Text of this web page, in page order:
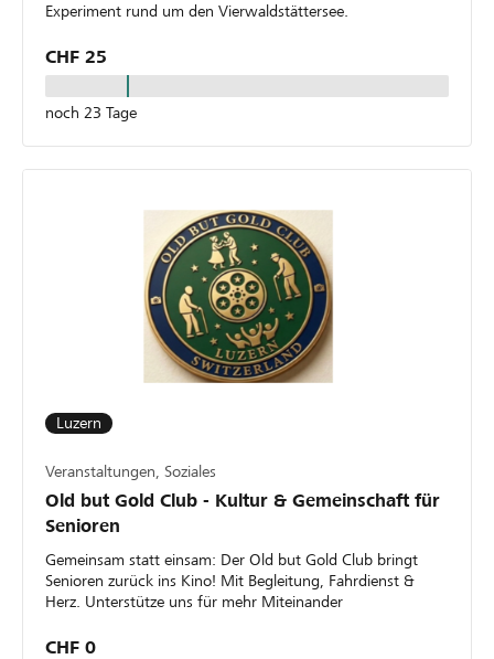
Experiment rund um den Vierwaldstättersee.
CHF 25
noch 23 Tage
Luzern
Veranstaltungen, Soziales
Old but Gold Club - Kultur & Gemeinschaft für
Senioren
Gemeinsam statt einsam: Der Old but Gold Club bringt
Senioren zurück ins Kino! Mit Begleitung, Fahrdienst &
Herz. Unterstütze uns für mehr Miteinander
CHF 0